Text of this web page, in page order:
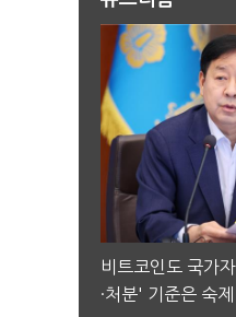
비트코인도 국가
·처분' 기준은 숙제